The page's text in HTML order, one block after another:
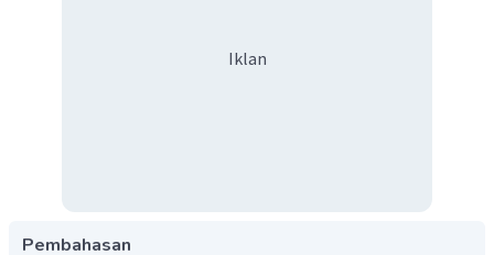
Iklan
Pembahasan